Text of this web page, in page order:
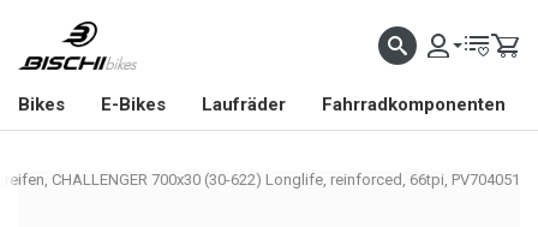
Bikes E-Bikes Laufräder Fahrradkomponenten
CHALLENGER 700x30 (30-622) Longlife, reinforced, 66tpi, PV704051